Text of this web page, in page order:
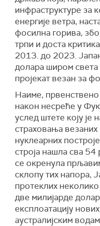
инфраструктуре за
енергије ветра,
фосилна горива,
трпи и доста
2013. до 2023.
долара широм
пројекат везан за
Наиме,
након несреће у
услед штете коју је
страховања
нуклеарних
строја нашла сва 54
се окренула
склопу тих напора,
протеклих
две милијарде
експлоатацију
аустралијским